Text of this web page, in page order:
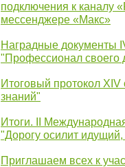
подключения к каналу
мессенджере «Макс»
Наградные документы
"Профессионал своего
Итоговый протокол
знаний"
Итоги. II
"Дорогу осилит
Приглашаем всех к